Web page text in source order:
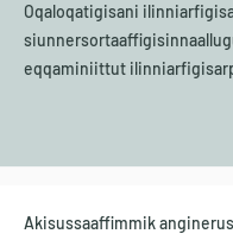
Oqaloqatigisani
eqqaminiittut
Akisussaaffimmik